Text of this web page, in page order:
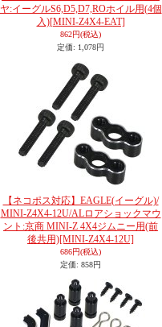
ヤ:イーグルS6,D5,D7,ROホイル用(4個
入)[MINI-Z4X4-EAT]
862円(税込)
定価: 1,078円
【ネコポス対応】EAGLE(イーグル)/
MINI-Z4X4-12U/ALロアショックマウ
ント:京商 MINI-Z 4X4ジムニー用(前
後共用)[MINI-Z4X4-12U]
686円(税込)
定価: 858円